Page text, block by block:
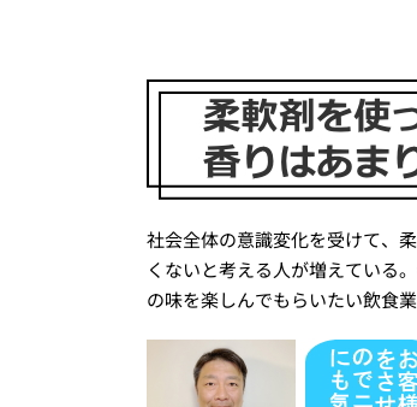
社会全体の意識変化を受けて、
くないと考える人が増えている
の味を楽しんでもらいたい飲食